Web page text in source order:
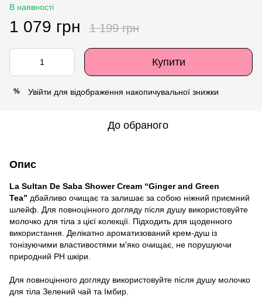
В наявності
1 079 грн 1 199 грн
Купити
% Увійти для відображення накопичувальної знижки
До обраного
Опис
La Sultan De Saba Shower Cream “Ginger and Green
Tea” дбайливо очищає та залишає за собою ніжний приємний
шлейф. Для повноцінного догляду після душу використовуйте
молочко для тіла з цієї колекції. Підходить для щоденного
використання. Делікатно ароматизований крем-душ із
тонізуючими властивостями м'яко очищає, не порушуючи
природний РН шкіри.
Для повноцінного догляду використовуйте після душу молочко
для тіла Зелений чай та Імбир.